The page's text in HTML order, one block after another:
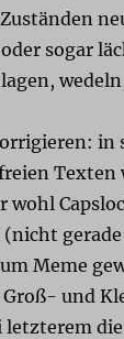
sogar
in
Texten
wohl
(nicht
Meme
und
letzterem